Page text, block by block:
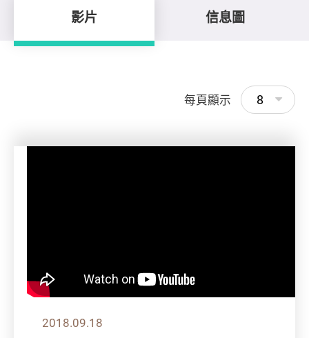
影片 信息圖
每頁顯示 8
2018.09.18